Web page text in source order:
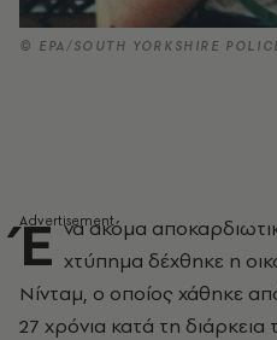
© EPA/SOUTH YORKSHIRE
Έ να ακόμα
χτύπημα δέχθηκε η
Νίνταμ, ο οποίος χάθηκε
27 χρόνια κατά τη διάρκεια